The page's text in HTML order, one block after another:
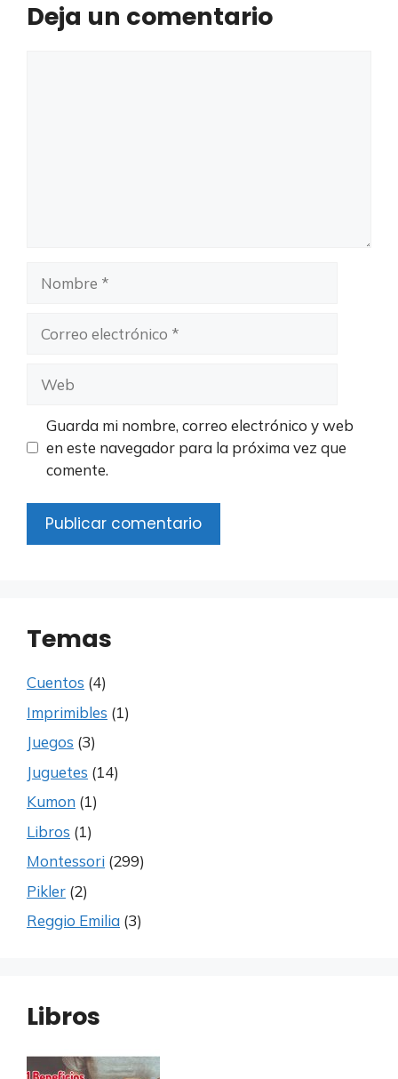
Deja un comentario
electrónico
Guarda mi nombre, correo electrónico y web
en este navegador para la próxima vez que
comente.
Temas
Cuentos (4)
Imprimibles (1)
Juegos (3)
Juguetes (14)
Kumon (1)
Libros (1)
Montessori (299)
Pikler (2)
Reggio Emilia (3)
Libros